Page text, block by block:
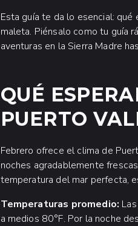
Esta guía te da lo esencial:
maleta. Piénsalo como tu guía
aventuras en la Sierra Madre
QUÉ
PUERTO
Febrero ofrece el clima de
noches agradablemente
temperatura del mar perfecta,
Temperaturas promedio:
a medios 80°F. Por la noche